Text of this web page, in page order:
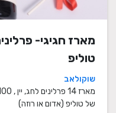
מארז חגיגי-
טוליפ
שוקולאב
של טוליפ (אדום או רוזה)